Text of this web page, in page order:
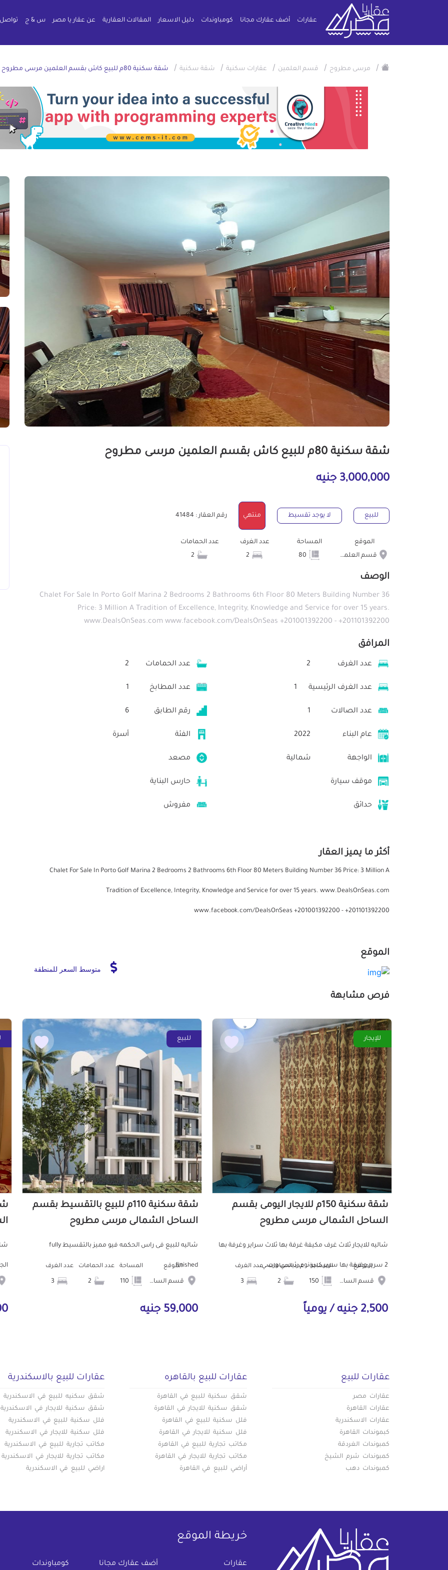
عقارات أضف عقارك مجانا كومباوندات دليل الاسعار المقالات العقارية عن عقار يا مصر س & ج
/ مرسى مطروح / قسم العلمين / عقارات سكنية / شقة سكنية / شقة سكنية 80م للبيع كاش بقسم العلمين مرسى مطروح
شقة سكنية 80م للبيع كاش بقسم العلمين مرسى مطروح
3,000,000 جنيه
للبيع لا يوجد تقسيط منتهي رقم العقار : 41484
الموقع
قسم العلمين
المساحة
عدد الغرف
عدد الحمامات
الوصف
Chalet For Sale In Porto Golf Marina 2 Bedrooms 2 Bathrooms 6th Floor 80 Meters Building Number 36
Price: 3 Million A Tradition of Excellence, Integrity, Knowledge and Service for over 15 years.
www.DealsOnSeas.com www.facebook.com/DealsOnSeas +201001392200 - +201101392200
المرافق
عدد الغرف 2 عدد الحمامات 2
عدد الغرف الرئيسية 1 عدد المطابخ 1
عدد الصالات 1 رقم الطابق 6
عام البناء 2022 الفئة أسرة
الواجهة شمالية مصعد
موقف سيارة حارس البناية
حدائق مفروش
أكثر ما يميز العقار
Chalet For Sale In Porto Golf Marina 2 Bedrooms 2 Bathrooms 6th Floor 80 Meters Building Number 36 Price: 3 Million A
Tradition of Excellence, Integrity, Knowledge and Service for over 15 years. www.DealsOnSeas.com
www.facebook.com/DealsOnSeas +201001392200 - +201101392200
الموقع
متوسط السعر للمنطقة
فرص مشابهة
للإيجار
شقة سكنية 150م للايجار اليومى بقسم
الساحل الشمالى مرسى مطروح
شاليه للايجار ثلاث غرف مكيفة غرفة بها ثلاث سراير وغرفة بها
2 سرير وغرفة بها سرير كبير نوم رئيسي ورسي... الموقع
قسم الساحل الشمالى
المساحة عدد الحمامات عدد الغرف
2,500 جنيه / يومياً
للبيع
شقة سكنية 110م للبيع بالتقسيط بقسم
الساحل الشمالى مرسى مطروح
شاليه للبيع فى راس الحكمه فيو مميز بالتقسيط fully
finishedالموقع
قسم الساحل الشمالى
المساحة عدد الحمامات عدد الغرف
59,000 جنيه
الجديده
عقارات للبيع
عقارات مصر
عقارات القاهرة
عقارات الاسكندرية
كبموندات القاهرة
كمبوندات الغردقة
كمبوندات شرم الشيخ
كمبوندات دهب
عقارات للبيع بالقاهره
شقق سكنية للبيع في القاهرة
شقق سكنية للايجار في القاهرة
فلل سكنية للبيع في القاهرة
فلل سكنية للايجار في القاهرة
مكاتب تجارية للبيع في القاهرة
مكاتب تجارية للايجار في القاهرة
أراضي للبيع في القاهرة
عقارات للبيع بالاسكندرية
شقق سكنيه للبيع في الاسكندرية
شقق سكنية للايجار في الاسكندرية
فلل سكنية للبيع في الاسكندرية
فلل سكنية للايجار في الاسكندرية
مكاتب تجارية للبيع في الاسكندرية
مكاتب تجارية للايجار في الاسكندرية
اراضي للبيع في الاسكندرية
خريطة الموقع
عقارات أضف عقارك مجانا كومباوندات